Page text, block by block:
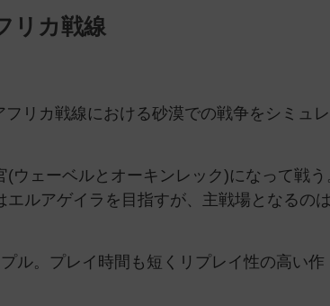
リカ戦線
リカ戦線における砂漠での戦争をシミュ
ェーベルとオーキンレック)になって戦う
ルアゲイラを目指すが、主戦場となるの
ル。プレイ時間も短くリプレイ性の高い作